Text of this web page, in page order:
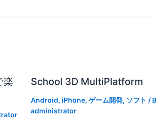
楽
School 3D MultiPlatform
Android, iPhone, ゲーム開発, ソフト /
administrator